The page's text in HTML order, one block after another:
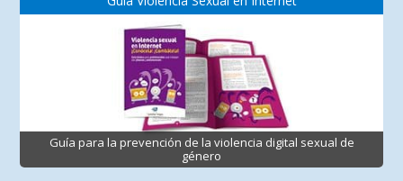
Guía para la prevención de la violencia digital sexual de
género